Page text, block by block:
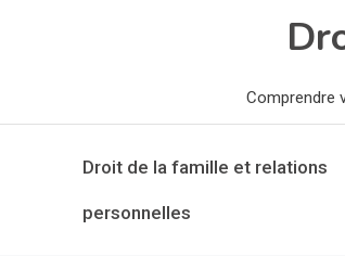
Comprendre
Droit de la famille et relations
personnelles